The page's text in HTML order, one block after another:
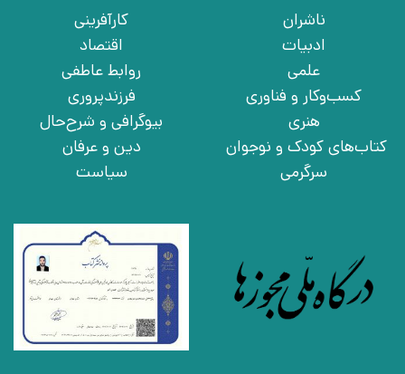
ناشران
ادبیات
علمی
کسب‌وکار و فناوری
هنری
کتاب‌های کودک و نوجوان
سرگرمی
کارآفرینی
اقتصاد
روابط عاطفی
فرزندپروری
بیوگرافی و شرح‌حال
دین و عرفان
سیاست